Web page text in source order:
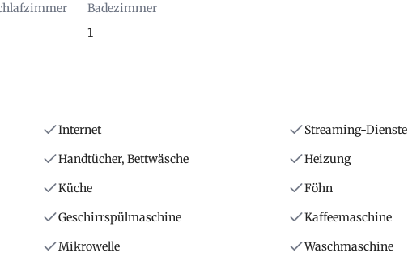
Badezimmer
1
Internet
Streaming-Dienste
Handtücher, Bettwäsche
Heizung
Küche
Föhn
Geschirrspülmaschine
Kaffeemaschine
Mikrowelle
Waschmaschine